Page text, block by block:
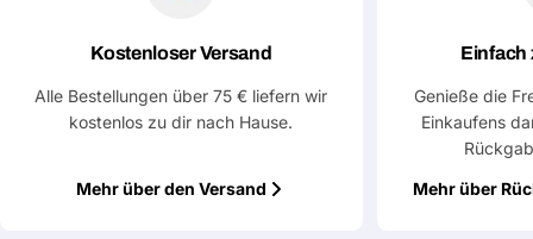
Teilen
Kopieren
Dein
Deine
Dein
Telefon
Kostenloser Versand
Alle Bestellungen über 75 € liefern wir
kostenlos zu dir nach Hause.
Mehr über den Versand
Einfach
Genieße die
Einkaufens
Mehr über